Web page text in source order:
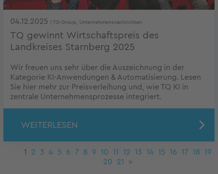
04.12.2025 | TQ-Group, Unternehmensnachrichten
TQ gewinnt Wirtschaftspreis des
Landkreises Starnberg 2025
Wir freuen uns sehr über die Auszeichnung in der
Kategorie KI-Anwendungen & Automatisierung. Lesen
Sie hier mehr zur Preisverleihung und, wie TQ KI in
zentrale Unternehmensprozesse integriert.
WEITERLESEN
1 2 3 4 5 6 7 8 9 10 11 12 13 14 15 16 17 18
19
20
21 »